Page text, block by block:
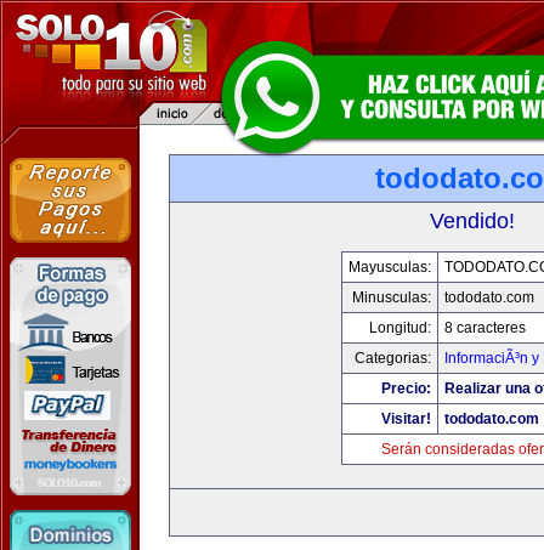
Vendido!
Mayusculas:
Minusculas:
tododato.com
Longitud:
8 caracteres
Categorias:
InformaciÃ³n
Precio:
Realizar una
Visitar!
tododato.com
Serán consideradas